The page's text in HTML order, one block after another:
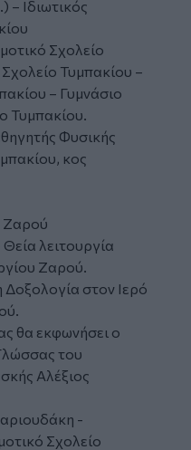
– Ιδιωτικός
Σχολείο
Τυμπακίου –
– Γυμνάσιο
Τυμπακίου.
Φυσικής
κος
Ζαρού
λειτουργία
Ζαρού.
στον Ιερό
θα εκφωνήσει ο
του
Αλέξιος
-
Σχολείο